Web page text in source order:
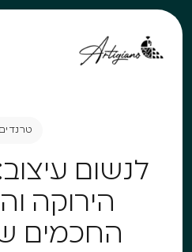
טרנדים
לנשום
הירוקה
החכמים של